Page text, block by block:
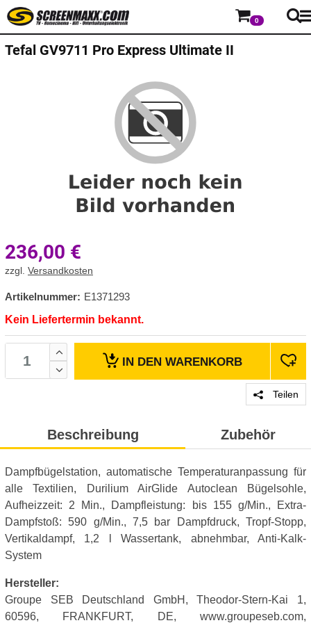
0
Tefal GV9711 Pro Express Ultimate II
236,00 €
zzgl. Versandkosten
Artikelnummer: E1371293
Kein Liefertermin bekannt.
IN DEN WARENKORB
Teilen
Beschreibung Zubehör
Dampfbügelstation, automatische Temperaturanpassung für
alle Textilien, Durilium AirGlide Autoclean Bügelsohle,
Aufheizzeit: 2 Min., Dampfleistung: bis 155 g/Min., Extra-
Dampfstoß: 590 g/Min., 7,5 bar Dampfdruck, Tropf-Stopp,
Vertikaldampf, 1,2 l Wassertank, abnehmbar, Anti-Kalk-
System
Hersteller:
Groupe SEB Deutschland GmbH, Theodor-Stern-Kai 1,
60596, FRANKFURT, DE, www.groupeseb.com,